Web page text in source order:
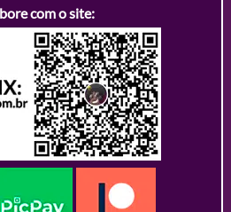
com o site: